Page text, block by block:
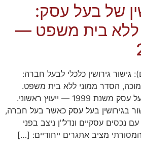
של בעל עסק:
ללא בית משפט —
(≤155 תווים): גישור גירושין כלכלי לבעל חברה:
הסדר ממוני ללא בית משפט.
עוסק בגישור בגירושין בעל עסק משנת 1999 — ייעוץ ראשוני.
בגירושין בעל עסק כאשר בעל חברה,
נכסים עסקיים ונדל"ן ניצב בפני
המסורתי מציב אתגרים ייחודיים: […]